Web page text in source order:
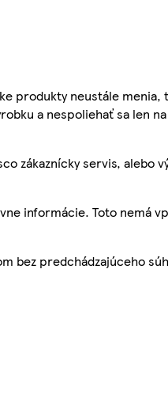
produkty neustále menia,
a nespoliehať sa len na
zákaznícky servis, alebo
informácie. Toto nemá
bez predchádzajúceho